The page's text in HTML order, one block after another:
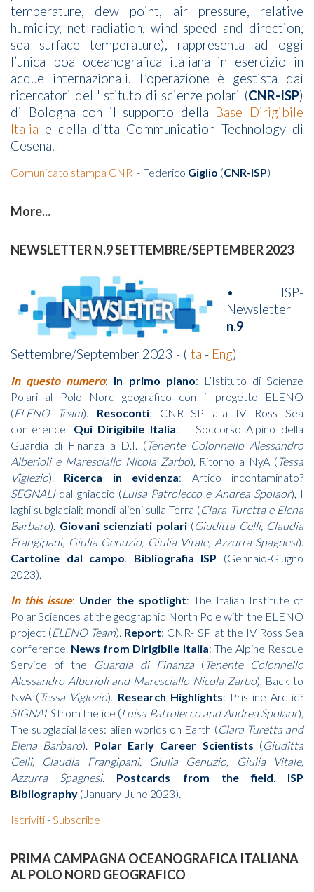
temperature, dew point, air pressure, relative
humidity, net radiation, wind speed and direction,
sea surface temperature), rappresenta ad oggi
l’unica boa oceanografica italiana in esercizio in
acque internazionali. L’operazione è gestista dai
ricercatori dell'Istituto di scienze polari (CNR-ISP)
di Bologna con il supporto della Base Dirigibile
Italia e della ditta Communication Technology di
Cesena.
Comunicato stampa CNR - Federico Giglio (CNR-ISP)
More...
NEWSLETTER N.9 SETTEMBRE/SEPTEMBER 2023
• ISP-
Newsletter
n.9
Settembre/September 2023 - (Ita - Eng)
In questo numero: In primo piano: L’Istituto di Scienze
Polari al Polo Nord geografico con il progetto ELENO
(ELENO Team). Resoconti: CNR-ISP alla IV Ross Sea
conference. Qui Dirigibile Italia: Il Soccorso Alpino della
Guardia di Finanza a D.I. ( Tenente Colonnello Alessandro
Alberioli e Maresciallo Nicola Zarbo), Ritorno a NyA ( Tessa
Viglezio). Ricerca in evidenza: Artico incontaminato?
SEGNALIdal ghiaccio (Luisa Patrolecco e Andrea Spolaor), I
laghi subglaciali: mondi alieni sulla Terra (Clara Turetta e Elena
Barbaro). Giovani scienziati polari(Giuditta Celli, Claudia
Frangipani, Giulia Genuzio, Giulia Vitale, Azzurra Spagnesi).
Cartoline dal campo
Bibliografia ISP (Gennaio-Giugno
2023).
In this issue: Under the spotlight: The Italian Institute of
Polar Sciences at the geographic North Pole with the ELENO
project (ELENO Team). Report: CNR-ISP at the IV Ross Sea
conference. News from Dirigibile Italia: The Alpine Rescue
Service of the
Guardia di Finanza ( Tenente Colonnello
Alessandro Alberioli and Maresciallo Nicola Zarbo), Back to
NyA ( Tessa Viglezio). Research Highlights: Pristine Arctic?
SIGNALSfrom the ice (Luisa Patrolecco and Andrea Spolaor),
The subglacial lakes: alien worlds on Earth (Clara Turetta and
Elena Barbaro). Polar Early Career Scientists (Giuditta
Celli, Claudia Frangipani, Giulia Genuzio, Giulia Vitale,
Azzurra Spagnesi. Postcards from the field
ISP
Bibliography (January-June 2023).
Iscriviti- Subscribe
PRIMA CAMPAGNA OCEANOGRAFICA ITALIANA
AL POLO NORD GEOGRAFICO